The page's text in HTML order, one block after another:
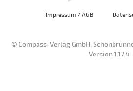
Impressum / AGB
© Compass-Verlag GmbH,
Version 1.17.4